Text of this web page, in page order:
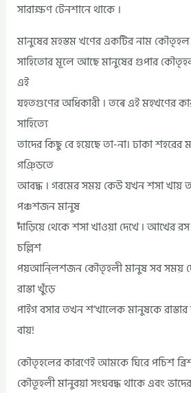
সারাক্ষণ টেনশানে থাকে ।
মানুষের মহস্তম খণের একটির নাম কৌতৃহল
সাহিতোর মূলে আছে মানুষের গুপার
এই
যহতগুণের অধিকারী । তৰে এই মহখণের
সাহিত্যে
তাদের কিছু বে হয়েছে তা-না। ঢাকা
গঞ্ডিতে
আবদ্ধ । গরমের সময় কেউ যখন শসা খায়
পঞ্চশজন মানুষ
দাঁড়িয়ে থেকে শসা খাওয়া দেখে ৷ আখের রস
চল্লিশ
পয়আন্লিশজন কৌতৃহলী মানুষ সব সময়
রাস্তা খুঁড়ে
পাইগ বসার তখন শ’খালেক মানুষকে রাস্তার
বায়!
কৌতৃহলের কারণেই আমকে ঘিরে পচিশ
কৌতূহলী মানুবয়া সংঘবদ্ধ থাকে এবং